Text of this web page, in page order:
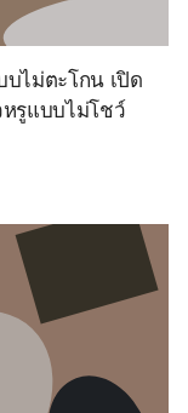
บไม่ตะโกน เปิด
รูแบบไม่โชว์